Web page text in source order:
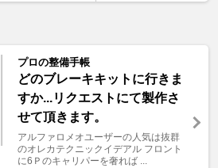
プロの整備手帳
どのブレーキキットに行きま
すか...リクエストにて製作さ
せて頂きます。
アルファロメオユーザーの人気は抜群
のオレカテクニックイデアル フロント
に6Ｐのキャリパーを奢れば ...